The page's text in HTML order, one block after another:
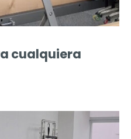
cualquiera